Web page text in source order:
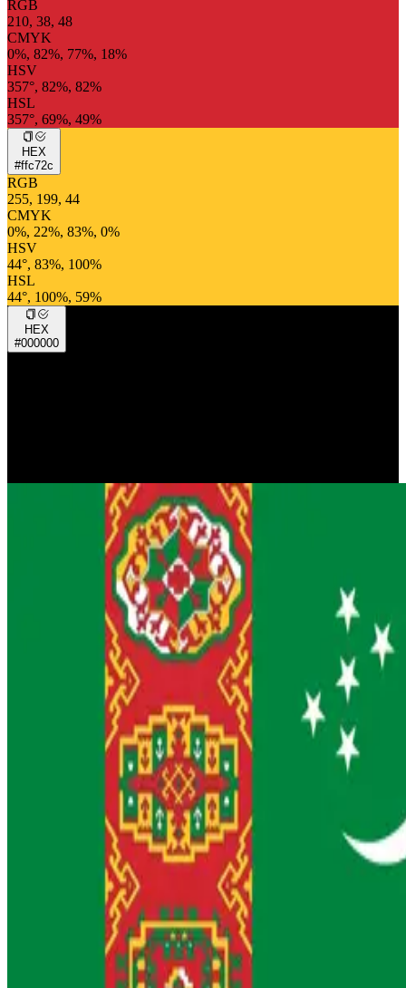
RGB
210, 38, 48
CMYK
0%, 82%, 77%, 18%
HSV
357°, 82%, 82%
HSL
357°, 69%, 49%
HEX
#ffc72c
RGB
255, 199, 44
CMYK
0%, 22%, 83%, 0%
HSV
44°, 83%, 100%
HSL
44°, 100%, 59%
HEX
#000000